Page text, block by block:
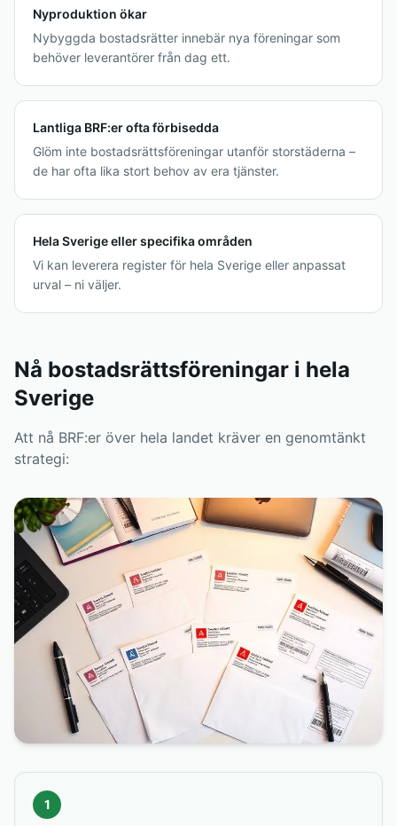
Nyproduktion ökar
Nybyggda bostadsrätter innebär nya föreningar som
behöver leverantörer från dag ett.
Lantliga BRF:er ofta förbisedda
Glöm inte bostadsrättsföreningar utanför storstäderna –
de har ofta lika stort behov av era tjänster.
Hela Sverige eller specifika områden
Vi kan leverera register för hela Sverige eller anpassat
urval – ni väljer.
Nå bostadsrättsföreningar i hela
Sverige
Att nå BRF:er över hela landet kräver en genomtänkt
strategi:
1